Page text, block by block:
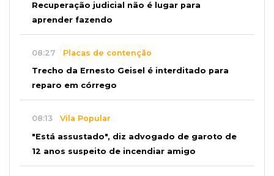
Recuperação judicial não é lugar para
aprender fazendo
08:27 Placas de contenção
Trecho da Ernesto Geisel é interditado para
reparo em córrego
08:13 Vila Popular
"Está assustado", diz advogado de garoto de
12 anos suspeito de incendiar amigo